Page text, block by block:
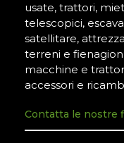
usate, trattori,
telescopici,
satellitare,
terreni e
macchine e
accessori e
Contatta le nostre